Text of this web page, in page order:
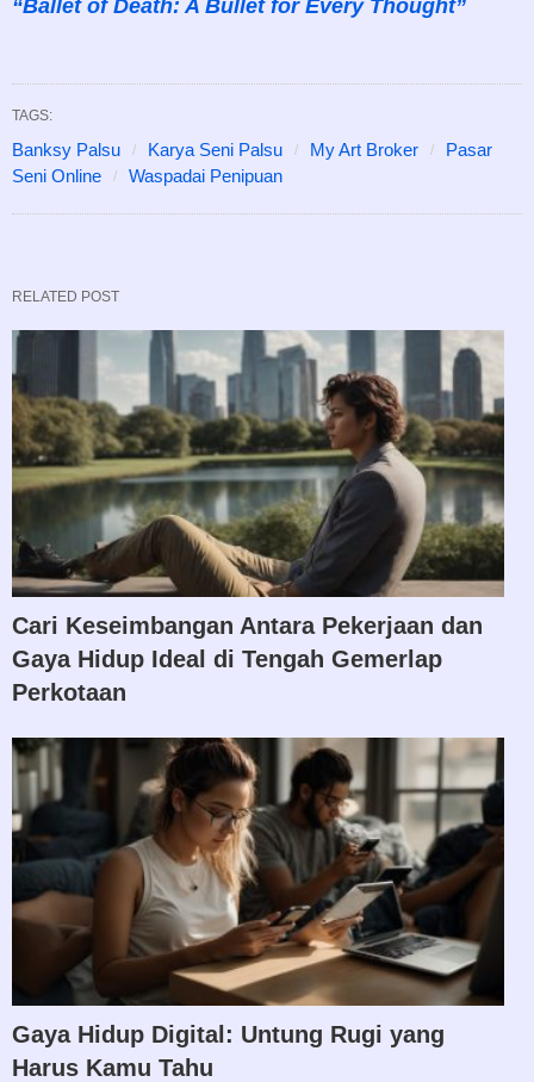
“Ballet of Death: A Bullet for Every Thought”
TAGS:
Banksy Palsu Karya Seni Palsu My Art Broker
Pasar
Seni Online
Waspadai Penipuan
RELATED POST
Cari Keseimbangan Antara Pekerjaan dan
Gaya Hidup Ideal di Tengah Gemerlap
Perkotaan
Gaya Hidup Digital: Untung Rugi yang
Harus Kamu Tahu